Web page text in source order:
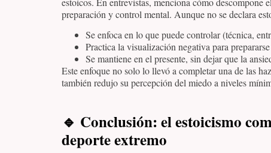
preparación y control mental. Aunque no se declara
Se enfoca en lo que puede controlar (técnica,
Practica la visualización negativa para
Se mantiene en el presente, sin dejar que la
Este enfoque no solo lo llevó a completar una de las
también redujo su percepción del miedo a niveles
🔹 Conclusión: el estoicismo
deporte extremo